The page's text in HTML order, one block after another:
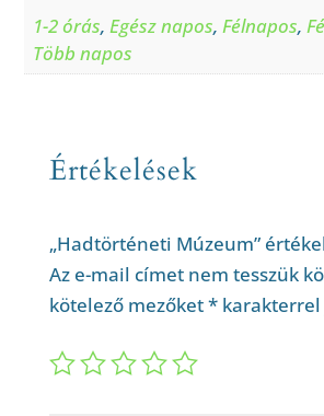
1-2 órás,Egész napos,Félnapos,
Több napos
Értékelések
„Hadtörténeti Múzeum”
Az e-mail címet nem tesszük
kötelező mezőket*